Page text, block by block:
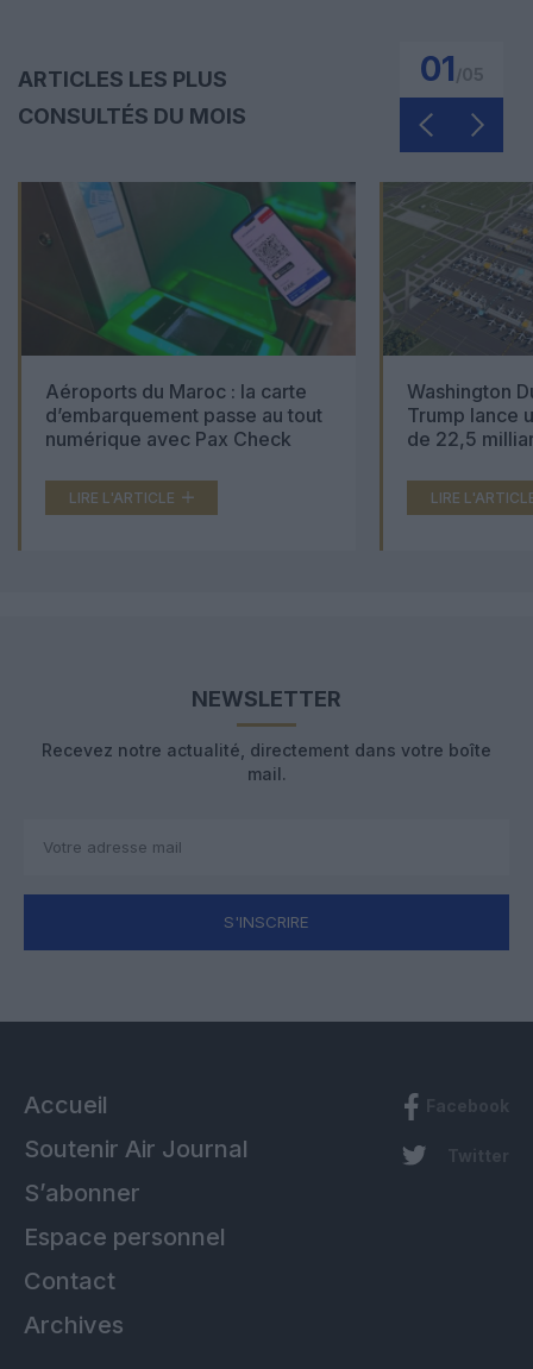
ARTICLES LES PLUS
CONSULTÉS DU MOIS
01
Aéroports du Maroc : la carte
d’embarquement passe au tout
numérique avec Pax Check
LIRE L'ARTICLE
Washington
Trump lance
de 22,5
LIRE
NEWSLETTER
Recevez notre actualité, directement dans votre boîte
mail.
S'INSCRIRE
Accueil
Soutenir Air Journal
S’abonner
Espace personnel
Contact
Archives